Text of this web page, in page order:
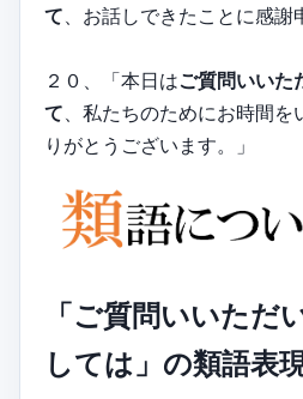
て 、お話しできたことに感謝
２０、「本日はご質問いいた
て 、私たちのためにお時間
りがとうございます。」
「ご質問いいただ
しては」の類語表